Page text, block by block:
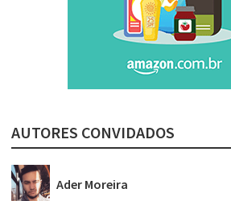
AUTORES CONVIDADOS
Ader Moreira